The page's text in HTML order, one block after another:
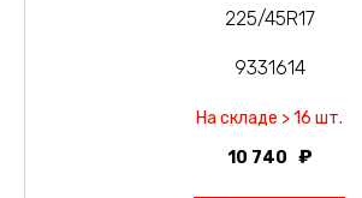
225/45R17
9331614
На складе > 16 шт.
10 740